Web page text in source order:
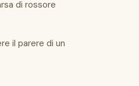
di rossore
il parere di un